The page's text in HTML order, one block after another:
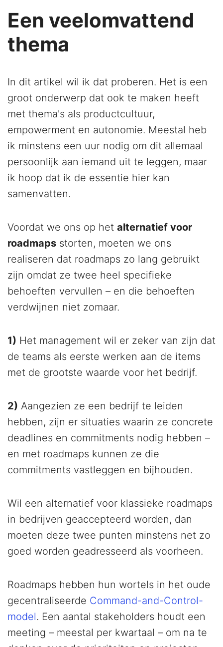
Een veelomvattend
thema
In dit artikel wil ik dat proberen. Het is een
groot onderwerp dat ook te maken heeft
met thema's als productcultuur,
empowerment en autonomie. Meestal heb
ik minstens een uur nodig om dit allemaal
persoonlijk aan iemand uit te leggen, maar
ik hoop dat ik de essentie hier kan
samenvatten.
Voordat we ons op het alternatief voor
roadmaps storten, moeten we ons
realiseren dat roadmaps zo lang gebruikt
zijn omdat ze twee heel specifieke
behoeften vervullen – en die behoeften
verdwijnen niet zomaar.
1) Het management wil er zeker van zijn dat
de teams als eerste werken aan de items
met de grootste waarde voor het bedrijf.
2) Aangezien ze een bedrijf te leiden
hebben, zijn er situaties waarin ze concrete
deadlines en commitments nodig hebben –
en met roadmaps kunnen ze die
commitments vastleggen en bijhouden.
Wil een alternatief voor klassieke roadmaps
in bedrijven geaccepteerd worden, dan
moeten deze twee punten minstens net zo
goed worden geadresseerd als voorheen.
Roadmaps hebben hun wortels in het oude
gecentraliseerde Command-and-Control-
model. Een aantal stakeholders houdt een
meeting – meestal per kwartaal – om na te